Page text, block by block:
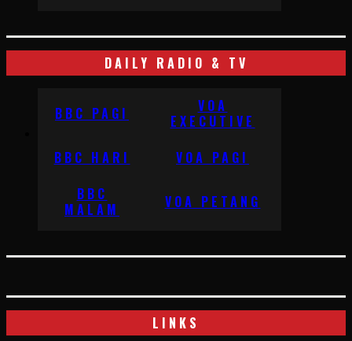
DAILY RADIO & TV
BBC PAGI
VOA
EXECUTIVE
BBC HARI
VOA PAGI
BBC
MALAM
VOA PETANG
LINKS